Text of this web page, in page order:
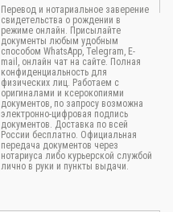
Перевод и нотариальное заверение
свидетельства о рождении в
режиме онлайн. Присылайте
документы любым удобным
способом WhatsApp, Telegram, E-
mail, онлайн чат на сайте. Полная
конфиденциальность для
физических лиц. Работаем с
оригиналами и ксерокопиями
документов, по запросу возможна
электронно-цифровая подпись
документов. Доставка по всей
России бесплатно. Официальная
передача документов через
нотариуса либо курьерской службой
лично в руки и пункты выдачи.